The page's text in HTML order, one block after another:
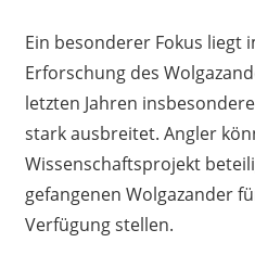
Ein besonderer Fokus liegt
Erforschung des
letzten Jahren
stark ausbreitet. Angler
Wissenschaftsprojekt
gefangenen Wolgazander
Verfügung stellen.